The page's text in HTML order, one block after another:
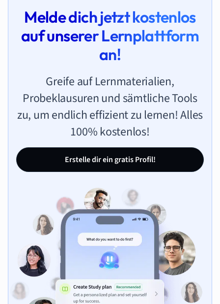
Melde dich jetzt kostenlos
auf unserer Lernplattform
an!
Greife auf Lernmaterialien,
Probeklausuren und sämtliche Tools
zu, um endlich effizient zu lernen! Alles
100% kostenlos!
Erstelle dir ein gratis Profil!